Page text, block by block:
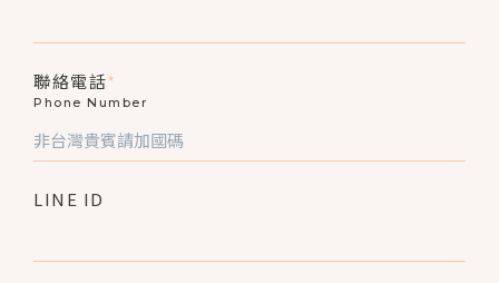
聯絡電話*
Phone Number
LINE ID